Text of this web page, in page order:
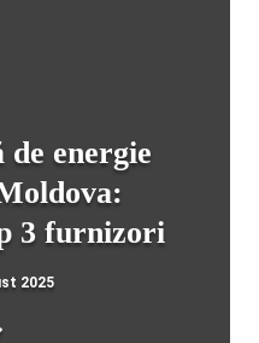
de energie
3 furnizori
2025